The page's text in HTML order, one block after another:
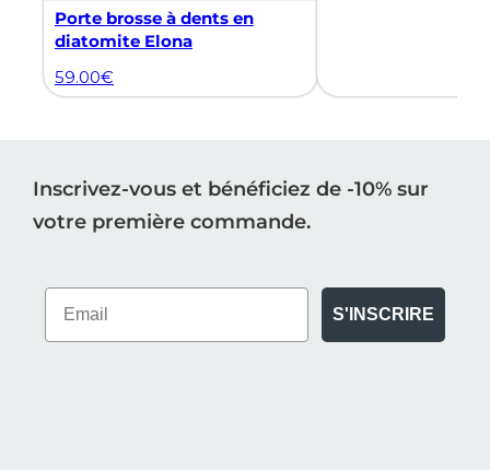
Porte brosse à dents en
diatomite Elona
59.00€
Inscrivez-vous et bénéficiez de -10% sur
votre première commande.
S'INSCRIRE